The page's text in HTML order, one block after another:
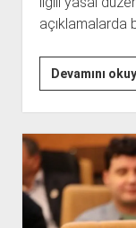
açıklamalarda
Devamını